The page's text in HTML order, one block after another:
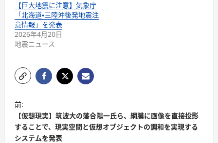
【巨大地震に注意】気象庁
「北海道・三陸沖後発地震注
意情報」を発表
2026年4月20日
地震ニュース
前:
【仮想現実】筑波大の落合陽一氏ら、網膜に画像を直接投影
することで、現実空間と仮想オブジェクトの調和を実現する
システムを発表